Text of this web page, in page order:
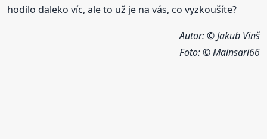
hodilo daleko víc, ale to už je na vás, co vyzkoušíte?
Autor: © Jakub Vinš
Foto:© Mainsari66